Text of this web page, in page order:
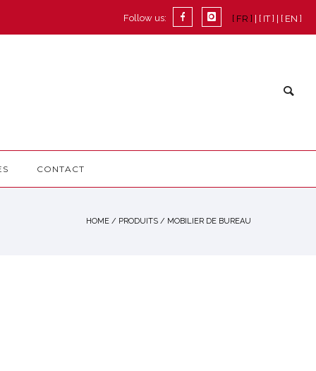
[ FR ] [ IT ] [ EN ]
Follow us:
CONTACT
HOME / PRODUITS / MOBILIER DE BUREAU